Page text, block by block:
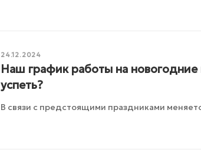
24.12.2024
Наш график работы на
успеть?
В связи с предстоящими праздниками